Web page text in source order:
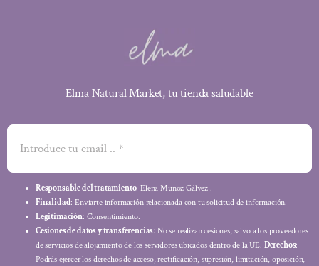
Elma Natural Market, tu tienda saludable
Responsable del tratamiento: Elena Muñoz Gálvez .
Finalidad: Enviarte información relacionada con tu solicitud de información.
Legitimación: Consentimiento.
Cesiones de datos y transferencias: No se realizan cesiones, salvo a los proveedores
de servicios de alojamiento de los servidores ubicados dentro de la UE. Derechos:
Podrás ejercer los derechos de acceso, rectificación, supresión, limitación, oposición,